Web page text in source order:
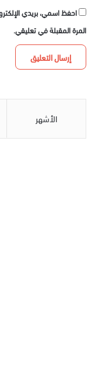
احفظ اسمي، بريدي
المرة المقبلة في تعليقي.
الأشهر